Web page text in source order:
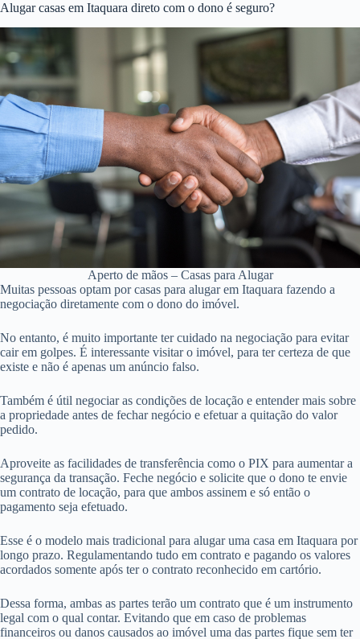
Alugar casas em Itaquara direto com o dono é seguro?
Aperto de mãos – Casas para Alugar
Muitas pessoas optam por casas para alugar em Itaquara fazendo a
negociação diretamente com o dono do imóvel.
No entanto, é muito importante ter cuidado na negociação para evitar
cair em golpes. É interessante visitar o imóvel, para ter certeza de que
existe e não é apenas um anúncio falso.
Também é útil negociar as condições de locação e entender mais sobre
a propriedade antes de fechar negócio e efetuar a quitação do valor
pedido.
Aproveite as facilidades de transferência como o PIX para aumentar a
segurança da transação. Feche negócio e solicite que o dono te envie
um contrato de locação, para que ambos assinem e só então o
pagamento seja efetuado.
Esse é o modelo mais tradicional para alugar uma casa em Itaquara por
longo prazo. Regulamentando tudo em contrato e pagando os valores
acordados somente após ter o contrato reconhecido em cartório.
Dessa forma, ambas as partes terão um contrato que é um instrumento
legal com o qual contar. Evitando que em caso de problemas
financeiros ou danos causados ao imóvel uma das partes fique sem ter